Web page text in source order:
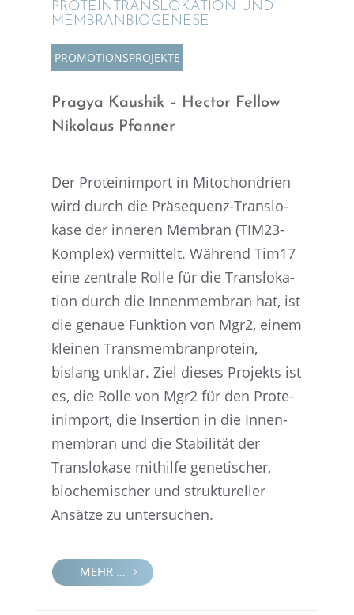
PROTE­IN­TRANS­LO­KA­TION UND
MEMBRANBIOGENESE
PROMO­TI­ONS­PRO­JEKTE
Pragya Kaushik – Hector Fellow
Nikolaus Pfanner
Der Prote­in­im­port in Mitochon­drien
wird durch die Präse­quenz-Trans­lo­
kase der inneren Membran (TIM23-
Komplex) vermit­telt. Während Tim17
eine zentrale Rolle für die Trans­lo­ka­
tion durch die Innen­mem­bran hat, ist
die genaue Funktion von Mgr2, einem
kleinen Trans­mem­bran­pro­tein,
bislang unklar. Ziel dieses Projekts ist
es, die Rolle von Mgr2 für den Prote­
in­im­port, die Inser­tion in die Innen­
mem­bran und die Stabi­li­tät der
Trans­lo­kase mithilfe geneti­scher,
bioche­mi­scher und struk­tu­rel­ler
Ansätze zu untersuchen.
MEHR ...